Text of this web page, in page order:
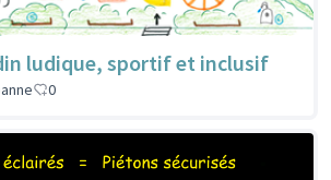
ludique, sportif et inclusif
0